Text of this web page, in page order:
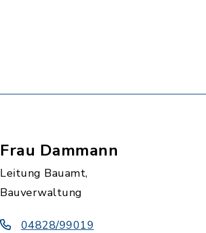
Frau Dammann
Leitung Bauamt,
Bauverwaltung
04828/99019